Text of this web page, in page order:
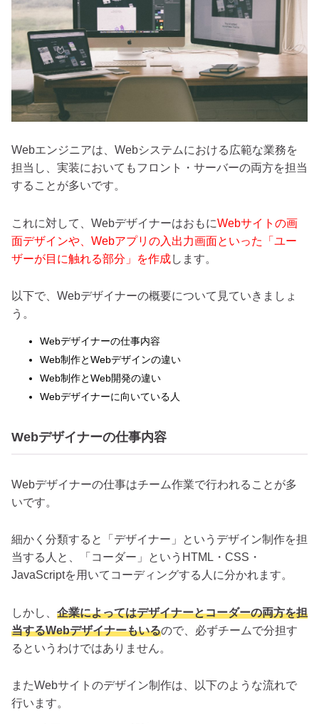
Webエンジニアは、Webシステムにおける広範な業務を
担当し、実装においてもフロント・サーバーの両方を担当
することが多いです。
これに対して、WebデザイナーはおもにWebサイトの画
面デザインや、Webアプリの入出力画面といった「ユー
ザーが目に触れる部分」を作成します。
以下で、Webデザイナーの概要について見ていきましょ
う。
Webデザイナーの仕事内容
Web制作とWebデザインの違い
Web制作とWeb開発の違い
Webデザイナーに向いている人
Webデザイナーの仕事内容
Webデザイナーの仕事はチーム作業で行われることが多
いです。
細かく分類すると「デザイナー」というデザイン制作を担
当する人と、「コーダー」というHTML・CSS・
JavaScriptを用いてコーディングする人に分かれます。
しかし、 企業によってはデザイナーとコーダーの両方を担
当するWebデザイナーもいるので、必ずチームで分担す
るというわけではありません。
またWebサイトのデザイン制作は、以下のような流れで
行います。